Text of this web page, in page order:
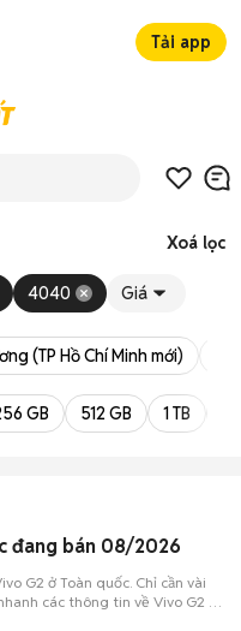
Tải app
Xoá lọc
4040 Giá
(TP Hồ Chí Minh mới)
GB 512 GB 1 TB
đang bán 08/2026
G2 ở Toàn quốc. Chỉ cần vài
các thông tin về Vivo G2 ở